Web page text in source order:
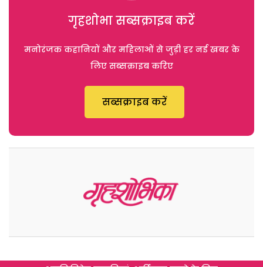
गृहशोभा सब्सक्राइब करें
मनोरंजक कहानियों और महिलाओं से जुड़ी हर नई खबर के
लिए सब्सक्राइब करिए
सब्सक्राइब करें